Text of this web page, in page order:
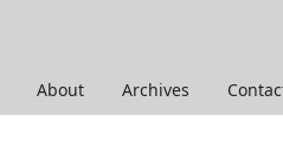
About Archives